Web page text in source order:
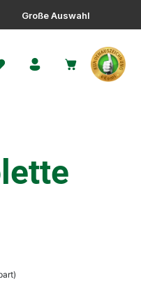
Große Auswahl
hast 0 Produkte auf dem